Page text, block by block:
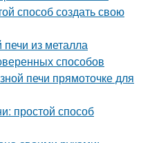
способ создать свою
печи из металла
способов
печи прямоточке для
простой способ